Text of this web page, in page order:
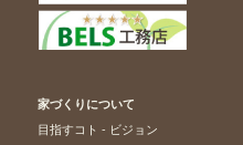
家づくりについて
目指すコト - ビジョン